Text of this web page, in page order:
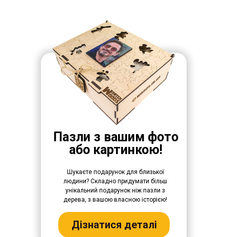
Пазли з вашим фото
або картинкою!
Шукаєте подарунок для близької
людини? Складно придумати більш
унікальний подарунок ніж пазли з
дерева, з вашою власною історією!
Дізнатися деталі